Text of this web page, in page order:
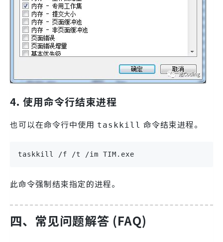
4. 使用命令行结束进程
也可以在命令行中使用 taskkill 命令结束进程。
taskkill /f /t /im TIM.exe
此命令强制结束指定的进程。
四、常见问题解答 (FAQ)